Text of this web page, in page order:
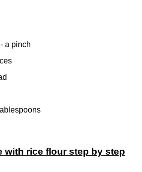
a pinch
with rice flour step by step